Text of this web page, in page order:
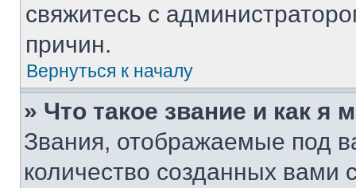
свяжитесь с
причин.
Вернуться к началу
» Что такое звание и как я
Звания, отображаемые под
количество созданных